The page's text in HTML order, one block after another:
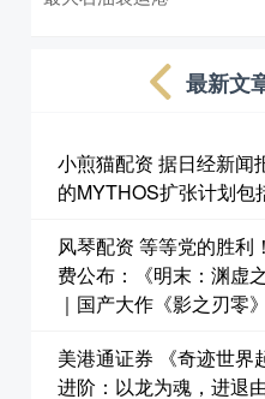
最新文
小煎猫配资 据日经新闻
的MYTHOS扩张计划包
风琴配资 等等党的胜利
费公布：《明末：渊虚
｜国产大作《影之刃零
美港通证券 《奇迹世界
进阶：以龙为魂，进退